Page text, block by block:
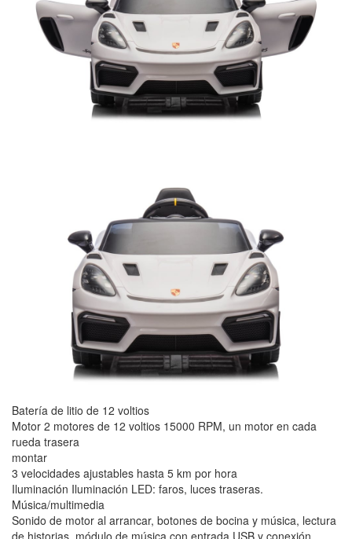
Batería de litio de 12 voltios
Motor 2 motores de 12 voltios 15000 RPM, un motor en cada
rueda trasera
montar
3 velocidades ajustables hasta 5 km por hora
Iluminación Iluminación LED: faros, luces traseras.
Música/multimedia
Sonido de motor al arrancar, botones de bocina y música, lectura
de historias, módulo de música con entrada USB y conexión